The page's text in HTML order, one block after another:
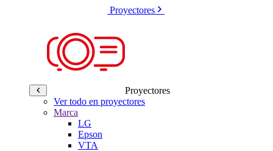
Proyectores
Proyectores
Ver todo en proyectores
Marca
LG
Epson
VTA